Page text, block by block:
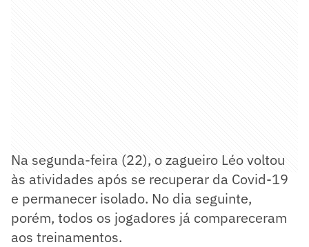
Na segunda-feira (22), o zagueiro Léo voltou
às atividades após se recuperar da Covid-19
e permanecer isolado. No dia seguinte,
porém, todos os jogadores já compareceram
aos treinamentos.